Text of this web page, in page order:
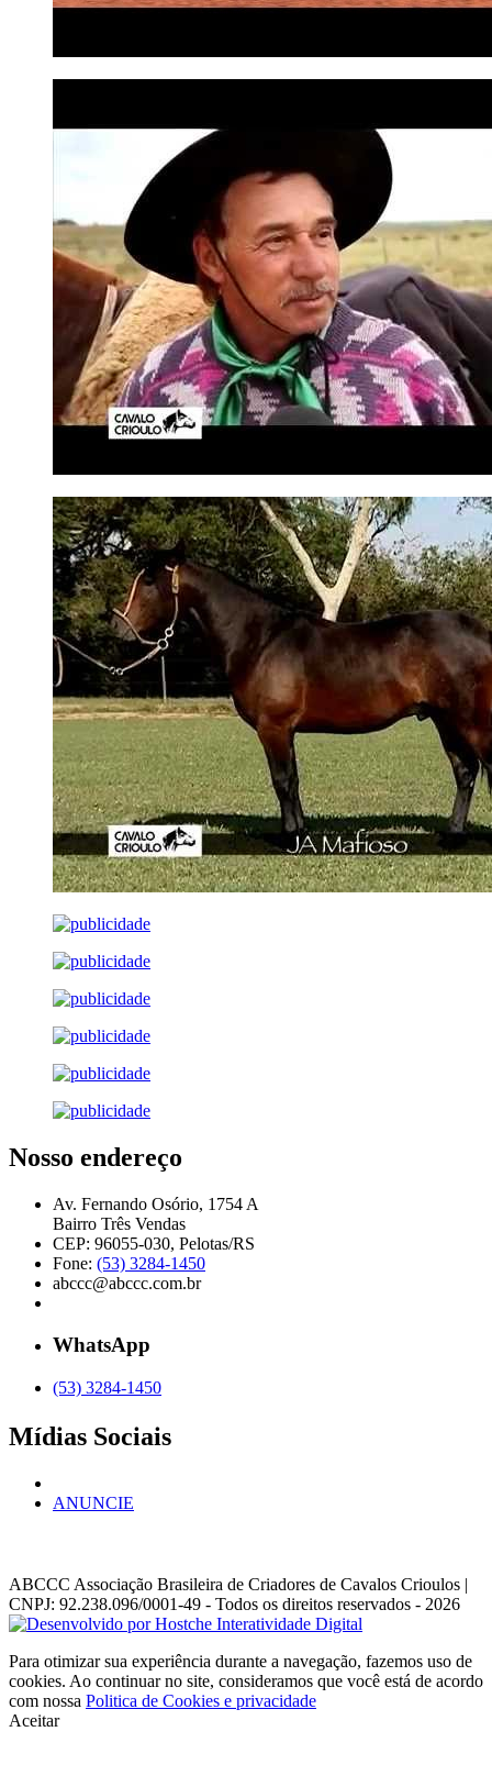
Nosso endereço
Av. Fernando Osório, 1754 A
Bairro Três Vendas
CEP: 96055-030, Pelotas/RS
Fone: (53) 3284-1450
abccc@abccc.com.br
WhatsApp
(53) 3284-1450
Mídias Sociais
ANUNCIE
ABCCC Associação Brasileira de Criadores de Cavalos Crioulos |
CNPJ: 92.238.096/0001-49 - Todos os direitos reservados - 2026
Para otimizar sua experiência durante a navegação, fazemos uso de
cookies. Ao continuar no site, consideramos que você está de acordo
com nossa Politica de Cookies e privacidade
Aceitar